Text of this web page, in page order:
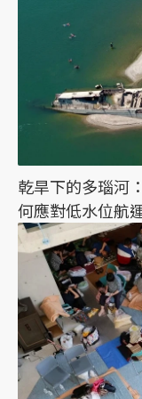
乾旱下的多瑙河
何應對低水位航